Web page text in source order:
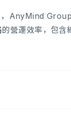
AnyMind
營運效率，包含